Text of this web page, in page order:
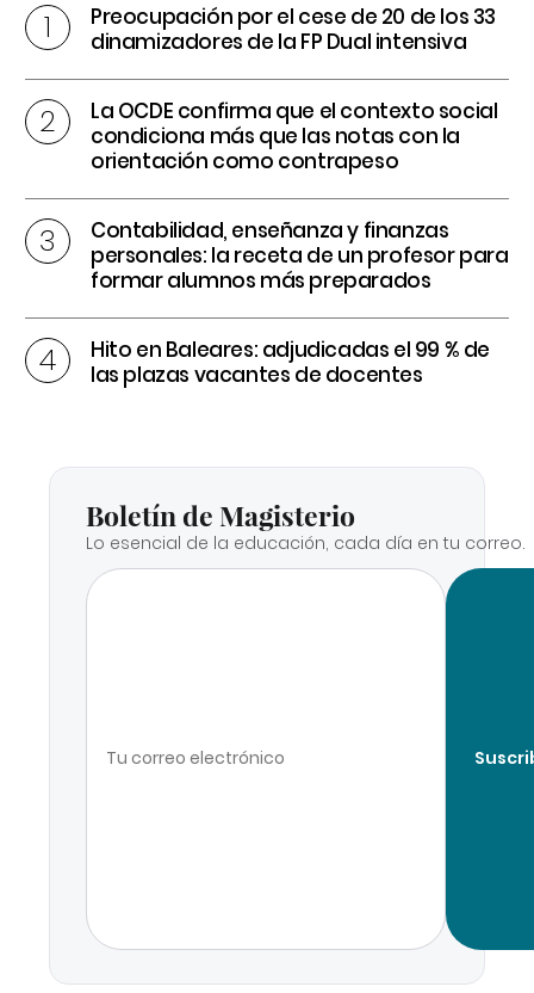
Preocupación por el cese de 20 de los 33
dinamizadores de la FP Dual intensiva
La OCDE confirma que el contexto social
condiciona más que las notas con la
orientación como contrapeso
Contabilidad, enseñanza y finanzas
personales: la receta de un profesor para
formar alumnos más preparados
Hito en Baleares: adjudicadas el 99 % de
las plazas vacantes de docentes
Boletín de Magisterio
Lo esencial de la educación, cada día en tu correo.